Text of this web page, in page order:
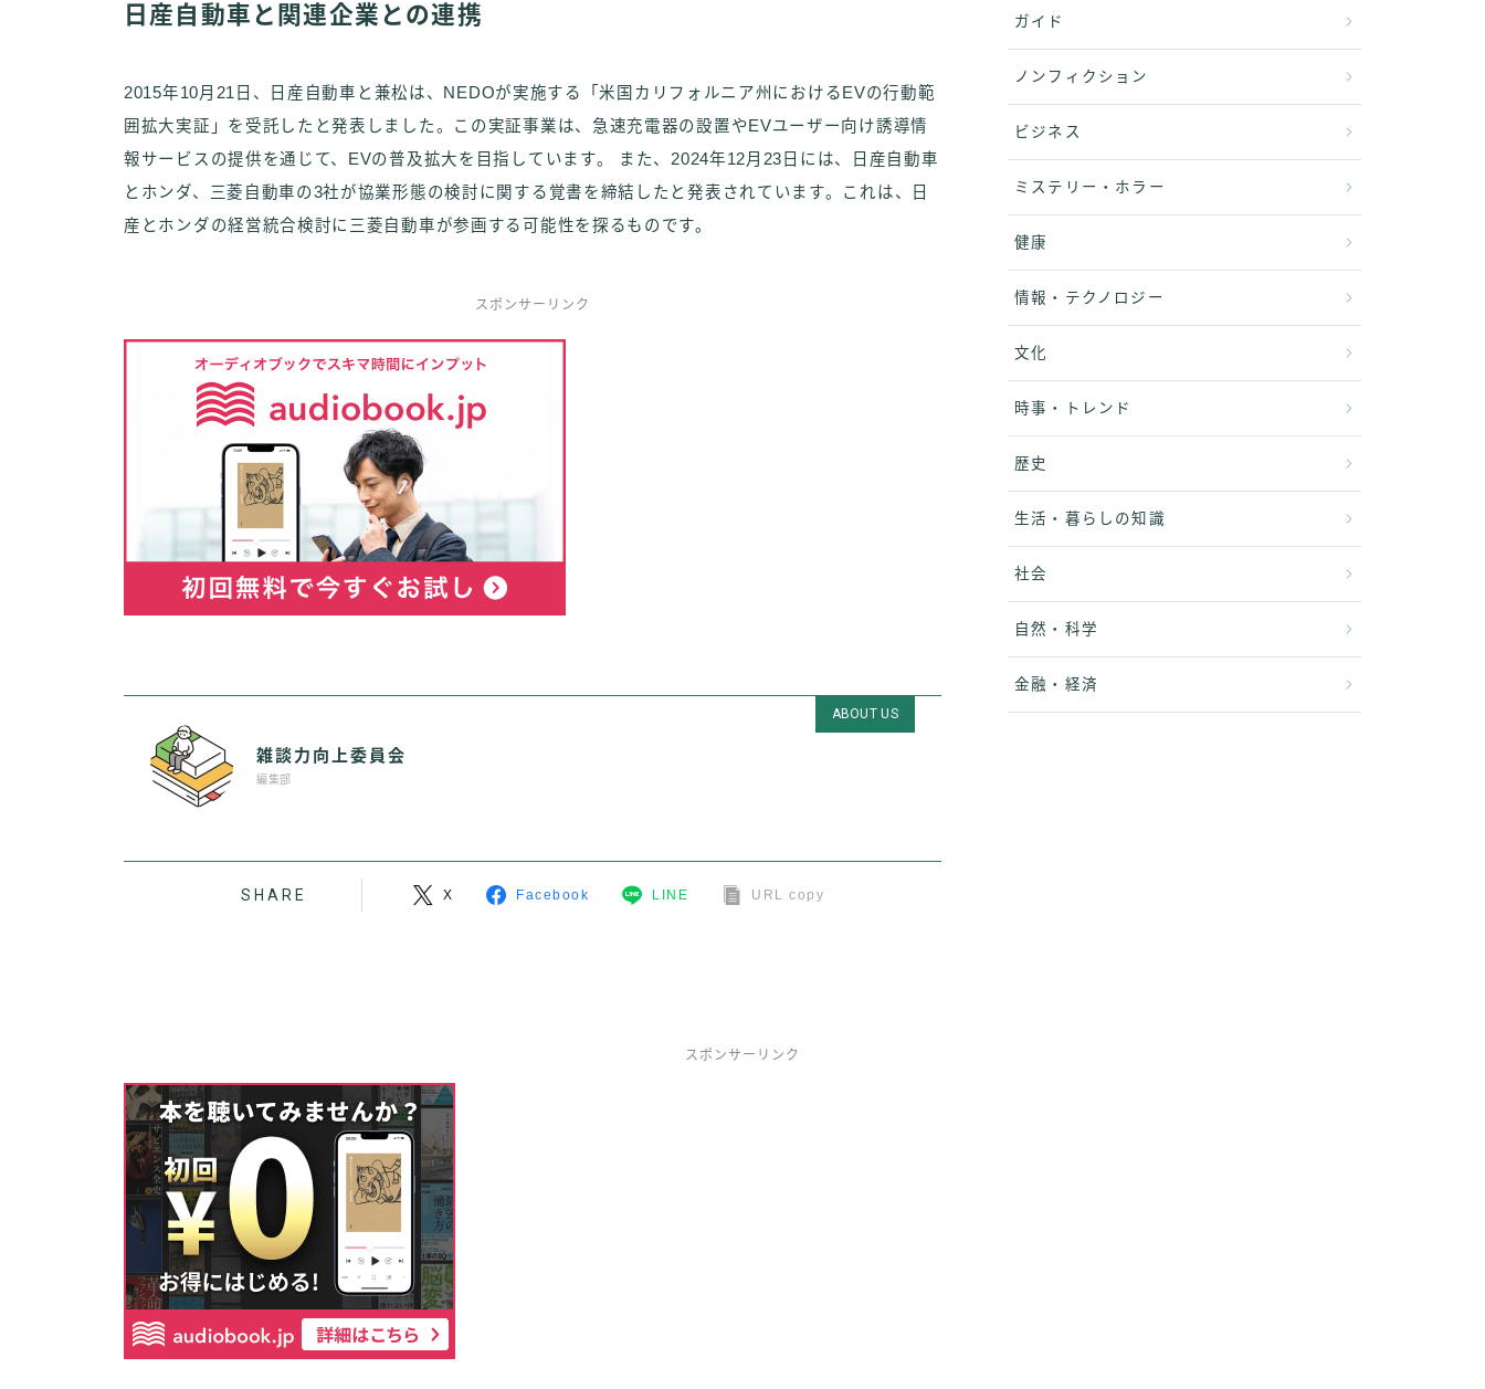
日産自動車と関連企業との連携
2015年10月21日、日産自動車と兼松は、NEDOが実施する「米国カリフォルニア州におけるEVの行動範
囲拡大実証」を受託したと発表しました。この実証事業は、急速充電器の設置やEVユーザー向け誘導情
報サービスの提供を通じて、EVの普及拡大を目指しています。 また、2024年12月23日には、日産自動車
とホンダ、三菱自動車の3社が協業形態の検討に関する覚書を締結したと発表されています。これは、日
産とホンダの経営統合検討に三菱自動車が参画する可能性を探るものです。
スポンサーリンク
ABOUT US
雑談力向上委員会
編集部
SHARE X Facebook LINE URL copy
ガイド
ノンフィクション
ビジネス
ミステリー・ホラー
健康
情報・テクノロジー
文化
時事・トレンド
歴史
生活・暮らしの知識
社会
自然・科学
金融・経済
スポンサーリンク